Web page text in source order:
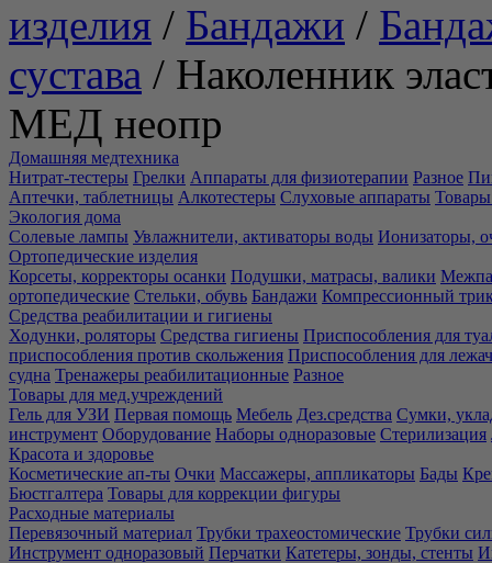
изделия / Бандажи /
сустава / Наколенник
МЕД неопр
Домашняя медтехника
Нитрат-тестеры Грелки Аппараты для физиотерапии Разное
Аптечки, таблетницы Алкотестеры Слуховые аппараты Товары
Экология дома
Солевые лампы Увлажнители, активаторы воды Ионизаторы,
Ортопедические изделия
Корсеты, корректоры осанки Подушки, матрасы, валики
ортопедические Стельки, обувь Бандажи Компрессионный
Средства реабилитации и гигиены
Ходунки, роляторы Средства гигиены Приспособления для
приспособления против скольжения Приспособления для
судна Тренажеры реабилитационные Разное
Товары для мед.учреждений
Гель для УЗИ Первая помощь Мебель Дез.средства Сумки,
инструмент Оборудование Наборы одноразовые Стерилизация
Красота и здоровье
Косметические ап-ты Очки Массажеры, аппликаторы Бады
Бюстгалтера Товары для коррекции фигуры
Расходные материалы
Перевязочный материал Трубки трахеостомические Трубки
Инструмент одноразовый Перчатки Катетеры, зонды, стенты